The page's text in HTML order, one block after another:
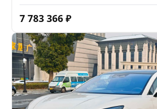
7 783 366 ₽